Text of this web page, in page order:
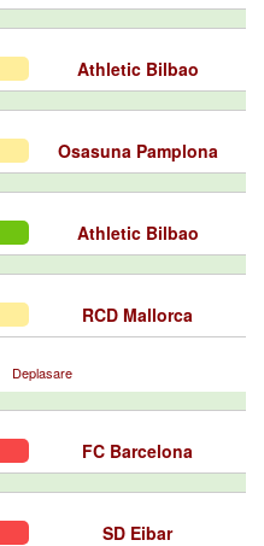
Athletic Bilbao
Osasuna Pamplona
Athletic Bilbao
RCD Mallorca
Deplasare
FC Barcelona
SD Eibar